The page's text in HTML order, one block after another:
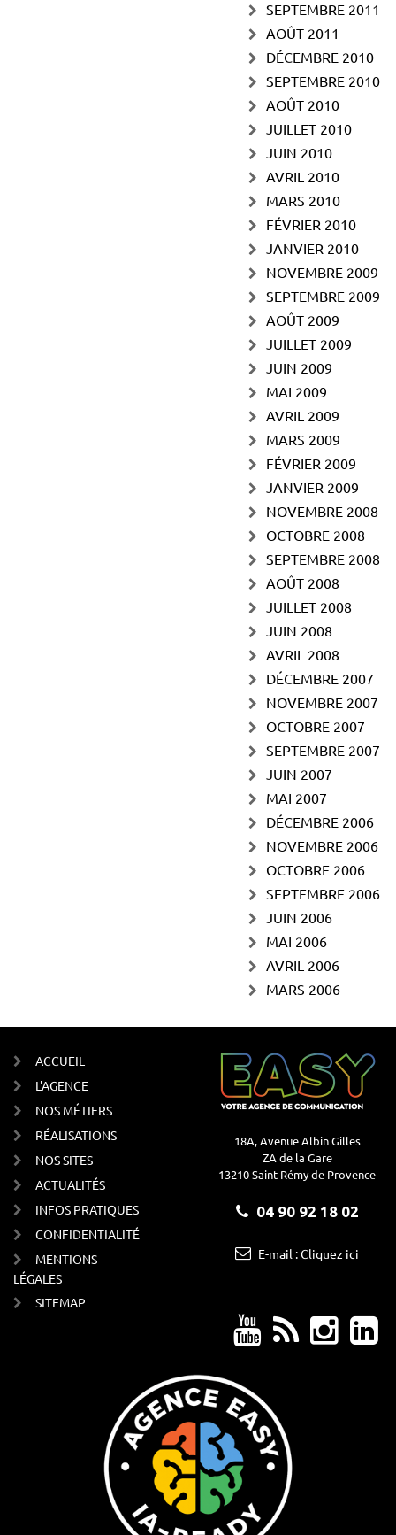
SEPTEMBRE 2011
AOÛT 2011
DÉCEMBRE 2010
SEPTEMBRE 2010
AOÛT 2010
JUILLET 2010
JUIN 2010
AVRIL 2010
MARS 2010
FÉVRIER 2010
JANVIER 2010
NOVEMBRE 2009
SEPTEMBRE 2009
AOÛT 2009
JUILLET 2009
JUIN 2009
MAI 2009
AVRIL 2009
MARS 2009
FÉVRIER 2009
JANVIER 2009
NOVEMBRE 2008
OCTOBRE 2008
SEPTEMBRE 2008
AOÛT 2008
JUILLET 2008
JUIN 2008
AVRIL 2008
DÉCEMBRE 2007
NOVEMBRE 2007
OCTOBRE 2007
SEPTEMBRE 2007
JUIN 2007
MAI 2007
DÉCEMBRE 2006
NOVEMBRE 2006
OCTOBRE 2006
SEPTEMBRE 2006
JUIN 2006
MAI 2006
AVRIL 2006
MARS 2006
ACCUEIL
L'AGENCE
NOS MÉTIERS
RÉALISATIONS
NOS SITES
ACTUALITÉS
INFOS PRATIQUES
CONFIDENTIALITÉ
MENTIONS
LÉGALES
SITEMAP
18A, Avenue Albin Gilles
ZA de la Gare
13210 Saint-Rémy de Provence
04 90 92 18 02
E-mail : Cliquez ici